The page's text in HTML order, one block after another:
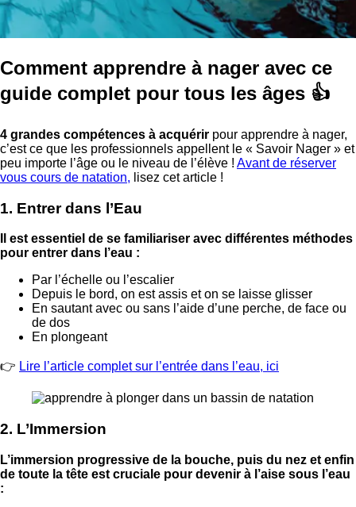
Comment apprendre à nager avec ce
guide complet pour tous les âges 👍
4 grandes compétences à acquérir pour apprendre à nager,
c’est ce que les professionnels appellent le « Savoir Nager » et
peu importe l’âge ou le niveau de l’élève ! Avant de réserver
vous cours de natation, lisez cet article !
1. Entrer dans l’Eau
Il est essentiel de se familiariser avec différentes méthodes
pour entrer dans l’eau :
Par l’échelle ou l’escalier
Depuis le bord, on est assis et on se laisse glisser
En sautant avec ou sans l’aide d’une perche, de face ou
de dos
En plongeant
👉 Lire l’article complet sur l’entrée dans l’eau, ici
2. L’Immersion
L’immersion progressive de la bouche, puis du nez et enfin
de toute la tête est cruciale pour devenir à l’aise sous l’eau
: